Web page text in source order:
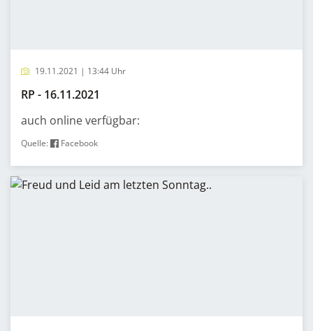
19.11.2021 | 13:44 Uhr
RP - 16.11.2021
auch online verfügbar:
Quelle: Facebook